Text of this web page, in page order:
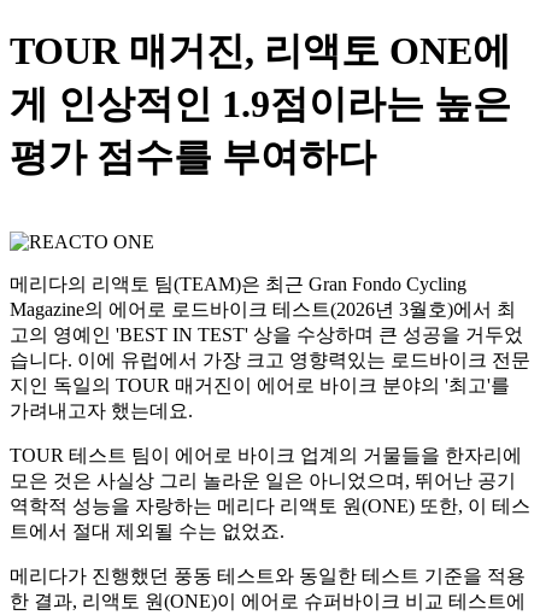
TOUR 매거진, 리액토 ONE에
게 인상적인 1.9점이라는 높은
평가 점수를 부여하다
메리다의 리액토 팀(TEAM)은 최근 Gran Fondo Cycling
Magazine의 에어로 로드바이크 테스트(2026년 3월호)에서 최
고의 영예인 'BEST IN TEST' 상을 수상하며 큰 성공을 거두었
습니다. 이에 유럽에서 가장 크고 영향력있는 로드바이크 전문
지인 독일의 TOUR 매거진이 에어로 바이크 분야의 '최고'를
가려내고자 했는데요.
TOUR 테스트 팀이 에어로 바이크 업계의 거물들을 한자리에
모은 것은 사실상 그리 놀라운 일은 아니었으며, 뛰어난 공기
역학적 성능을 자랑하는 메리다 리액토 원(ONE) 또한, 이 테스
트에서 절대 제외될 수는 없었죠.
메리다가 진행했던 풍동 테스트와 동일한 테스트 기준을 적용
한 결과, 리액토 원(ONE)이 에어로 슈퍼바이크 비교 테스트에